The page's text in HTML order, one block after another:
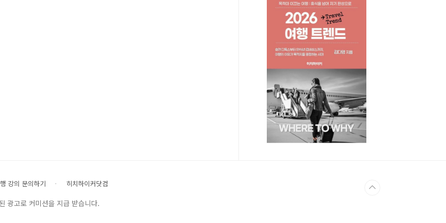
강의 문의하기 히치하이커닷컴
광고로 커미션을 지급 받습니다.